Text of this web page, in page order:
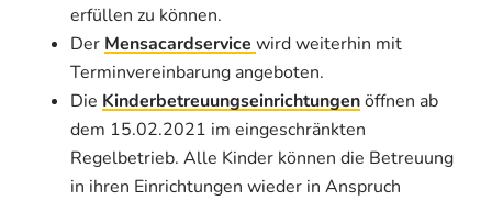
erfüllen zu können.
Der Mensacardservice wird weiterhin mit
Terminvereinbarung angeboten.
Die Kinderbetreuungseinrichtungenöffnen ab
dem 15.02.2021 im eingeschränkten
Regelbetrieb. Alle Kinder können die Betreuung
in ihren Einrichtungen wieder in Anspruch